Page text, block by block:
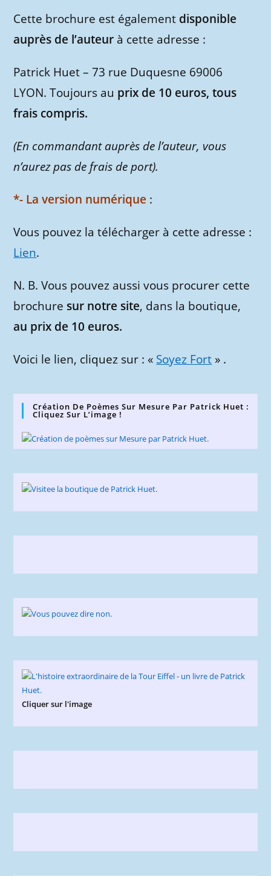
Cette brochure est également disponible
auprès de l’auteur à cette adresse :
Patrick Huet – 73 rue Duquesne 69006
LYON. Toujours au prix de 10 euros, tous
frais compris.
(En commandant auprès de l’auteur, vous
n’aurez pas de frais de port).
*- La version numérique :
Vous pouvez la télécharger à cette adresse :
Lien.
N. B. Vous pouvez aussi vous procurer cette
brochure sur notre site, dans la boutique,
au prix de 10 euros.
Voici le lien, cliquez sur : « Soyez Fort » .
Création De Poèmes Sur Mesure Par Patrick Huet :
Cliquez Sur L’image !
Cliquer sur l'image